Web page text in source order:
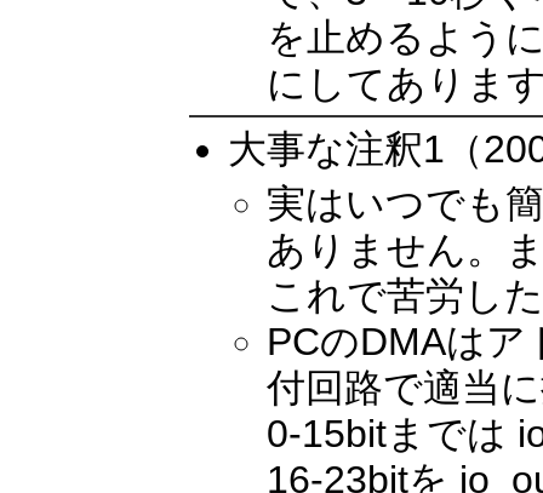
を止めるよう
にしてありま
大事な注釈1（
実はいつでも
ありません。
これで苦労し
PCのDMAは
付回路で適当
0-15bitまでは
16-23bitを